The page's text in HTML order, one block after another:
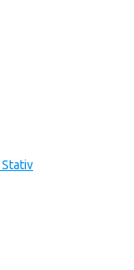
Stativ